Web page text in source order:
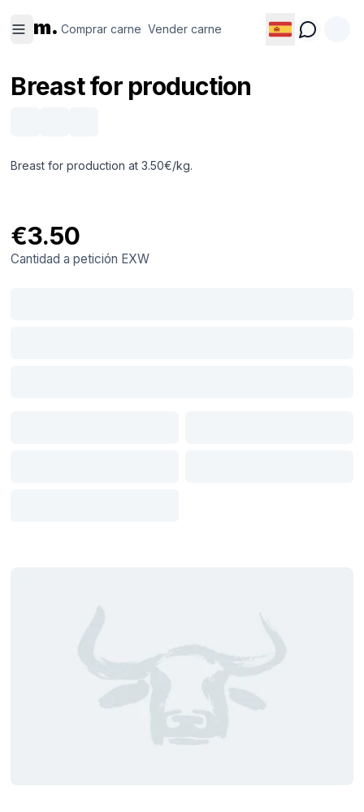
m. Comprar carne Vender carne
carne
carne
Breast for production
Breast for production at 3.50€/kg.
€3.50
Cantidad a petición EXW